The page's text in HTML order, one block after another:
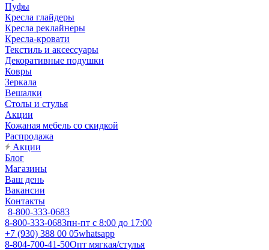
Пуфы
Кресла глайдеры
Кресла реклайнеры
Кресла-кровати
Текстиль и аксессуары
Декоративные подушки
Ковры
Зеркала
Вешалки
Столы и стулья
Акции
Кожаная мебель со скидкой
Распродажа
Акции
Блог
Магазины
Ваш день
Вакансии
Контакты
8-800-333-0683
8-800-333-0683пн-пт с 8:00 до 17:00
+7 (930) 388 00 05whatsapp
8-804-700-41-50Опт мягкая/стулья